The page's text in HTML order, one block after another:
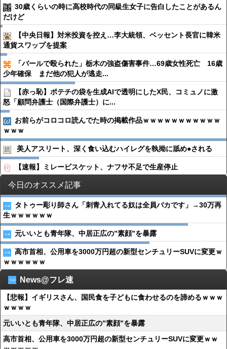
30歳くらいの時に高校時代の同級生女子に告白したことがあるん
だけど
【中央日報】対米投資を控え…李大統領、ベッセント長官に韓米
通貨スワップを提案
「バールで殴られた」栃木の強盗傷害事件…69歳女性死亡 16歳
少年確保 まだ他の犯人が逃走...
【赤っ恥】ポテチの袋を生成AIで透明にしたX民、コミュノに激
怒「顧問弁護士（国際弁護士）に...
お前らがコロコロ読んでた時の掲載作品ｗｗｗｗｗｗｗｗｗｗｗ
ｗｗｗ
美人アスリート、深く食い込むハイレグを執拗に舐め●︎される
【速報】ミレービスケット、ナフサ不足で生産停止
今日のオススメ記事
タトゥー彫り師さん「刺青入れてる奴は全員バカです」→30万再
生ｗｗｗｗｗｗ
元いいとも青年隊、中居正広の”素顔”を暴露
高市首相、公用車を3000万円超の新型センチュリーSUVに変更ｗ
ｗｗｗｗｗｗ
News@フレ速
【悲報】イギリスさん、国民食を子どもに食わせるのを諦めるｗｗｗ
ｗｗｗｗ
元いいとも青年隊、中居正広の”素顔”を暴露
高市首相、公用車を3000万円超の新型センチュリーSUVに変更ｗｗ